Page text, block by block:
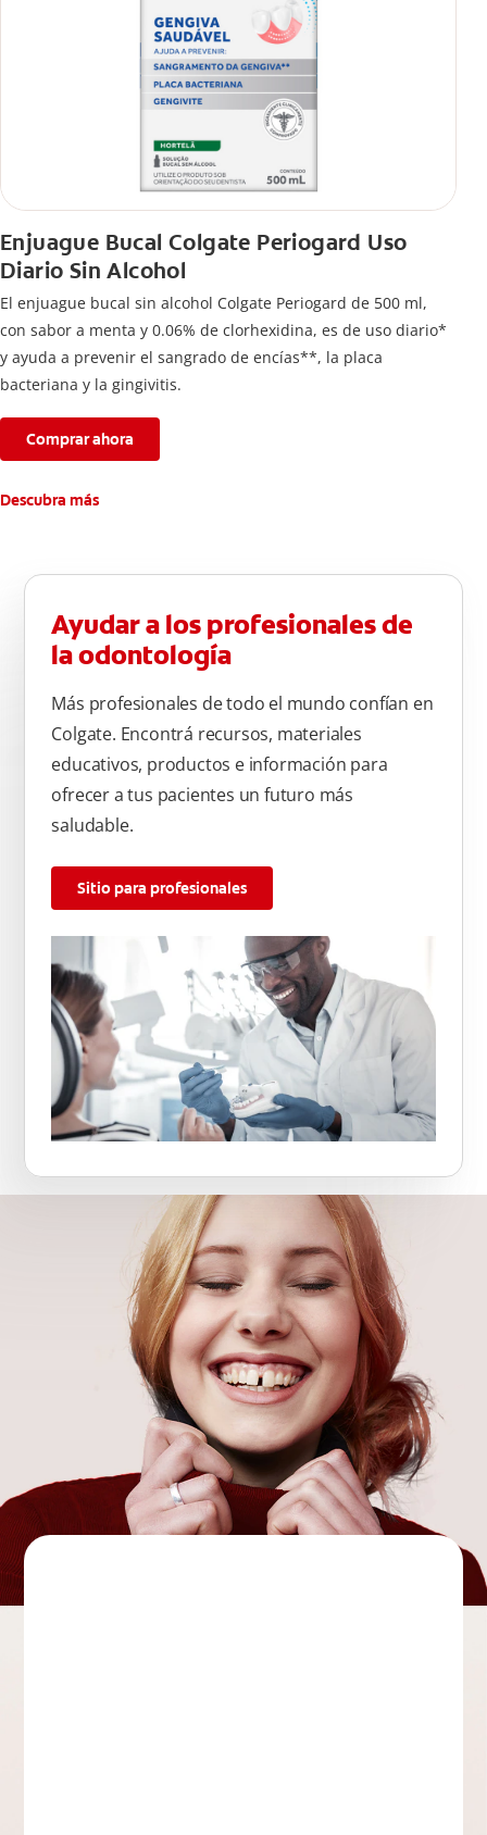
Enjuague Bucal Colgate Periogard Uso
Diario Sin Alcohol
El enjuague bucal sin alcohol Colgate Periogard de 500 ml,
con sabor a menta y 0.06% de clorhexidina, es de uso diario*
y ayuda a prevenir el sangrado de encías**, la placa
bacteriana y la gingivitis.
Comprar ahora
Descubra más
Ayudar a los profesionales de
la odontología
Más profesionales de todo el mundo confían en
Colgate. Encontrá recursos, materiales
educativos, productos e información para
ofrecer a tus pacientes un futuro más
saludable.
Sitio para profesionales